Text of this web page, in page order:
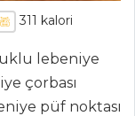
311 kalori
lebeniye
çorbası
püf noktası